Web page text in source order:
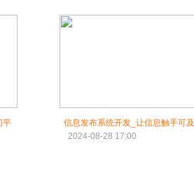
平
信息发布系统开发_让信息触手可及
2024-08-28 17:00